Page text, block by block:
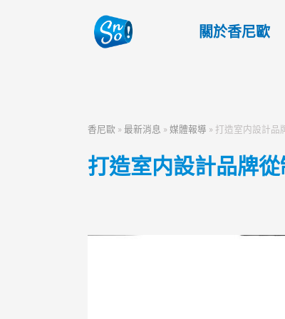
關於香尼歐
香尼歐 » 最新消息 »媒體報導 » 打造室内設計品
打造室内設計品牌